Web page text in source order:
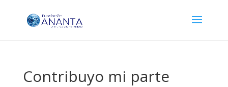
Contribuyo mi parte